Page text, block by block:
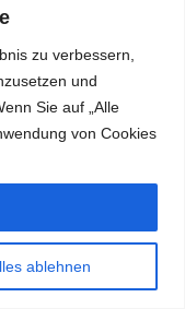
zu verbessern,
und
Sie auf „Alle
von Cookies
ablehnen